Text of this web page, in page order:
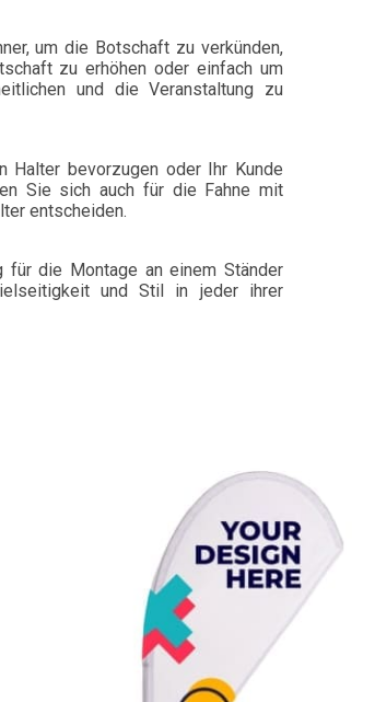
um die Botschaft zu verkünden,
zu erhöhen oder einfach um
und die Veranstaltung zu
Halter bevorzugen oder Ihr Kunde
Sie sich auch für die Fahne mit
entscheiden.
für die Montage an einem Ständer
und Stil in jeder ihrer